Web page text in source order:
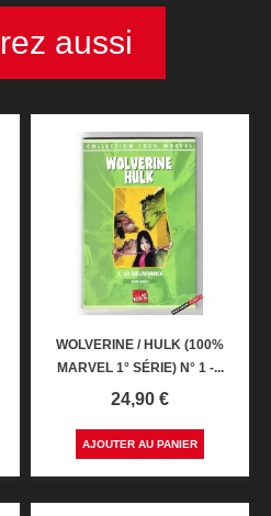
aussi
WOLVERINE / HULK (100%
MARVEL 1° SÉRIE) N° 1 -...
Prix
24,90 €
AJOUTER AU PANIER